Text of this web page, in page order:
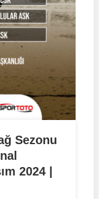
Sezonu
2024 |